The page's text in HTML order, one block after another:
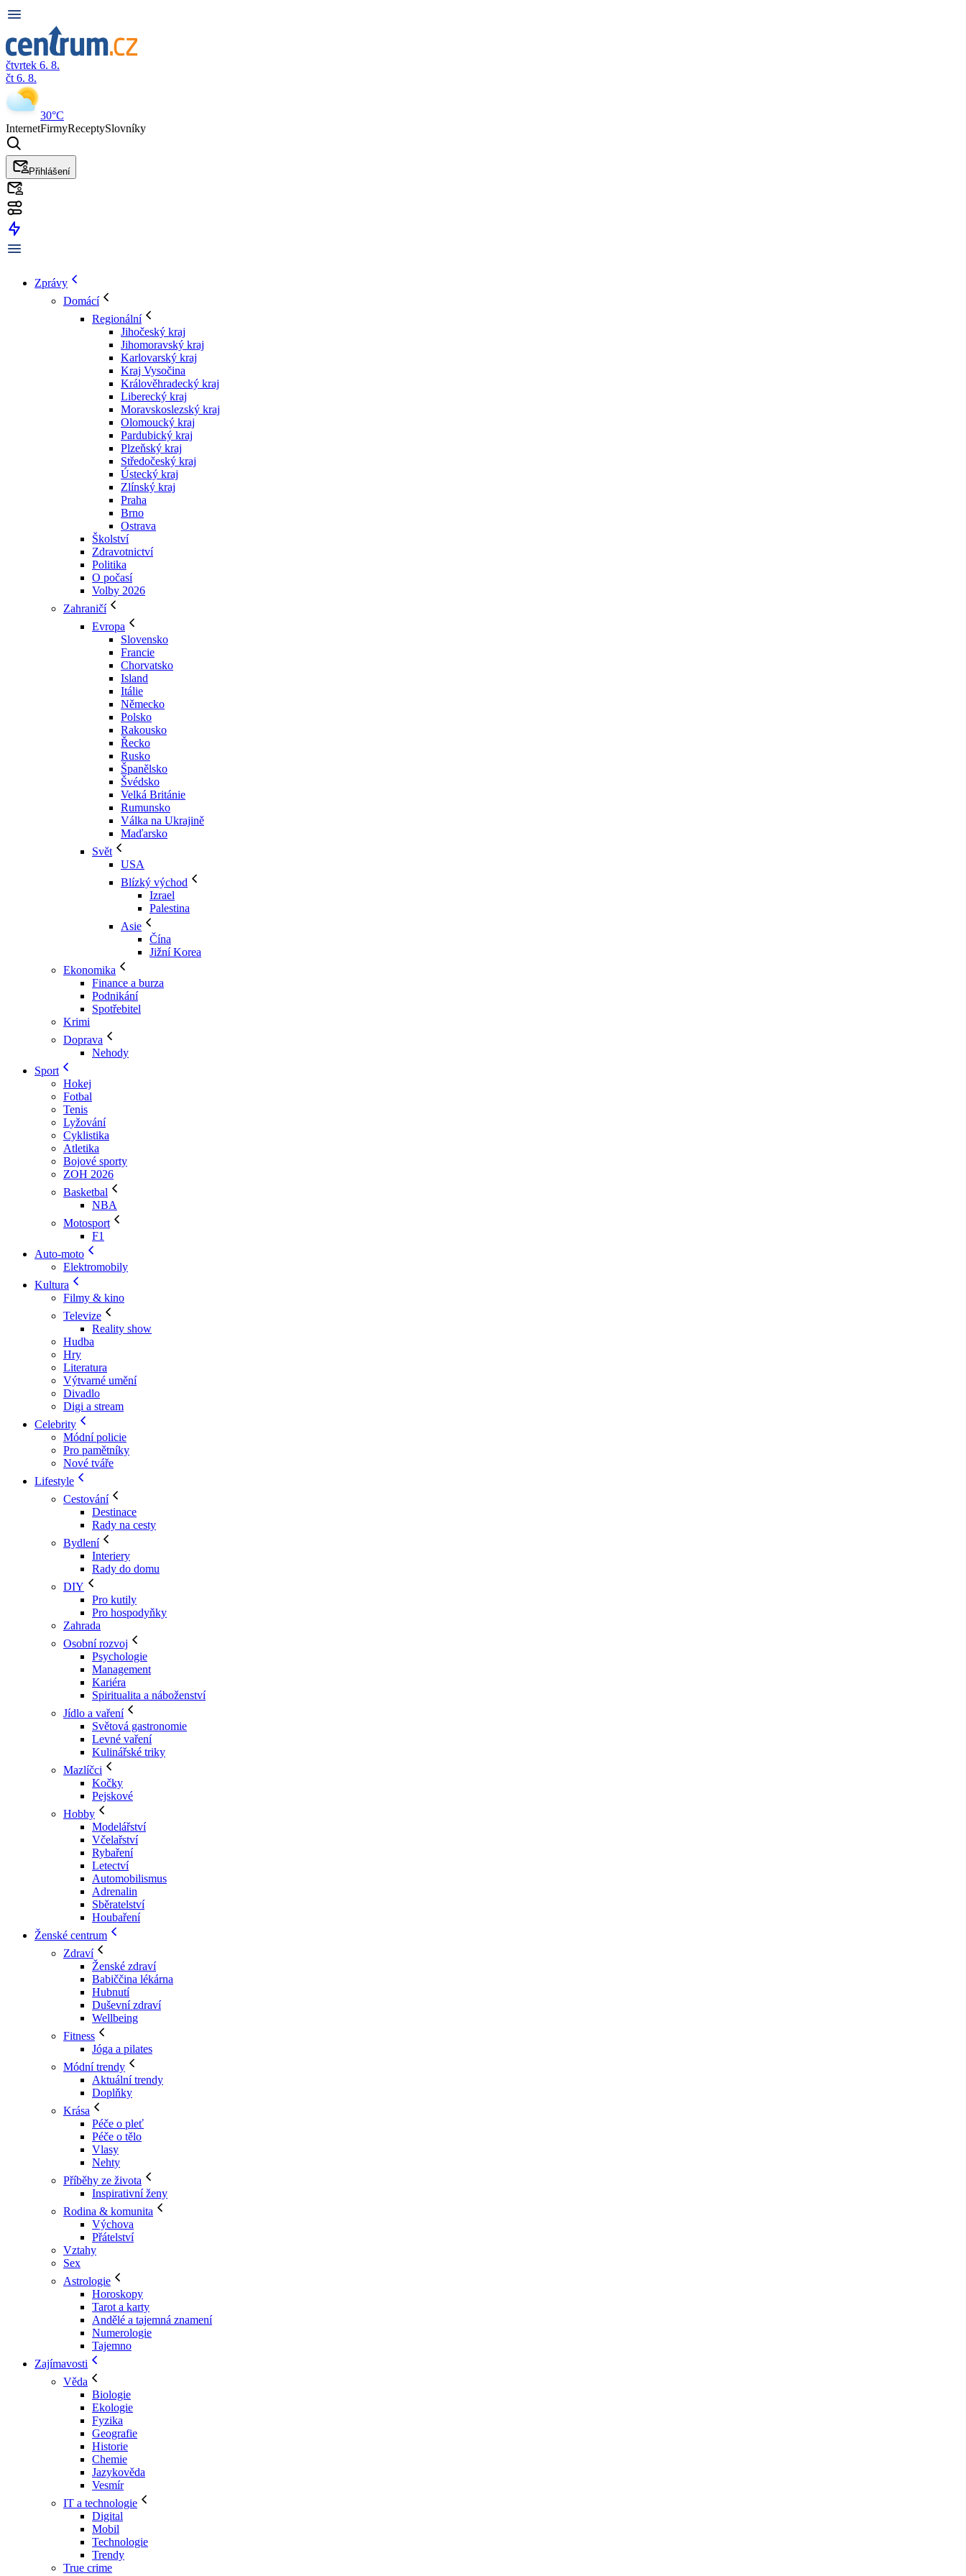
čtvrtek 6. 8.
čt 6. 8.
30°C
InternetFirmyReceptySlovníky
Přihlášení
Zprávy
Domácí
Regionální
Jihočeský kraj
Jihomoravský kraj
Karlovarský kraj
Kraj Vysočina
Králověhradecký kraj
Liberecký kraj
Moravskoslezský kraj
Olomoucký kraj
Pardubický kraj
Plzeňský kraj
Středočeský kraj
Ústecký kraj
Zlínský kraj
Praha
Brno
Ostrava
Školství
Zdravotnictví
Politika
O počasí
Volby 2026
Zahraničí
Evropa
Slovensko
Francie
Chorvatsko
Island
Itálie
Německo
Polsko
Rakousko
Řecko
Rusko
Španělsko
Švédsko
Velká Británie
Rumunsko
Válka na Ukrajině
Maďarsko
Svět
USA
Blízký východ
Izrael
Palestina
Asie
Čína
Jižní Korea
Ekonomika
Finance a burza
Podnikání
Spotřebitel
Krimi
Doprava
Nehody
Sport
Hokej
Fotbal
Tenis
Lyžování
Cyklistika
Atletika
Bojové sporty
ZOH 2026
Basketbal
NBA
Motosport
F1
Auto-moto
Elektromobily
Kultura
Filmy & kino
Televize
Reality show
Hudba
Hry
Literatura
Výtvarné umění
Divadlo
Digi a stream
Celebrity
Módní policie
Pro pamětníky
Nové tváře
Lifestyle
Cestování
Destinace
Rady na cesty
Bydlení
Interiery
Rady do domu
DIY
Pro kutily
Pro hospodyňky
Zahrada
Osobní rozvoj
Psychologie
Management
Kariéra
Spiritualita a náboženství
Jídlo a vaření
Světová gastronomie
Levné vaření
Kulinářské triky
Mazlíčci
Kočky
Pejskové
Hobby
Modelářství
Včelařství
Rybaření
Letectví
Automobilismus
Adrenalin
Sběratelství
Houbaření
Ženské centrum
Zdraví
Ženské zdraví
Babiččina lékárna
Hubnutí
Duševní zdraví
Wellbeing
Fitness
Jóga a pilates
Módní trendy
Aktuální trendy
Doplňky
Krása
Péče o pleť
Péče o tělo
Vlasy
Nehty
Příběhy ze života
Inspirativní ženy
Rodina & komunita
Výchova
Přátelství
Vztahy
Sex
Astrologie
Horoskopy
Tarot a karty
Andělé a tajemná znamení
Numerologie
Tajemno
Zajímavosti
Věda
Biologie
Ekologie
Fyzika
Geografie
Historie
Chemie
Jazykověda
Vesmír
IT a technologie
Digital
Mobil
Technologie
Trendy
True crime